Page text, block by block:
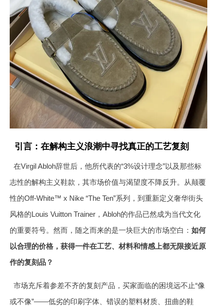
引言：在解构主义浪潮中寻找真正的工艺复刻
在Virgil Abloh辞世后，他所代表的“3%设计理念”以及那些标
志性的解构主义鞋款，其市场价值与渴望度不降反升。从颠覆
性的Off-White™ x Nike “The Ten”系列，到重新定义奢华街头
风格的Louis Vuitton Trainer，Abloh的作品已然成为当代文化
的重要符号。然而，随之而来的是一块巨大的市场空白： 如何
以合理的价格，获得一件在工艺、材料和情感上都无限接近原
作的复刻品？
市场充斥着参差不齐的复刻产品，买家面临的困境远不止“像
或不像”——低劣的印刷字体、错误的塑料材质、扭曲的鞋